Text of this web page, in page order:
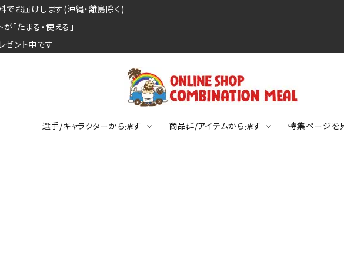
お届けします(沖縄・離島除く)
「たまる・使える」
ゼント中です
選手/キャラクターから探す 商品群/アイテムから探す 特集ページを